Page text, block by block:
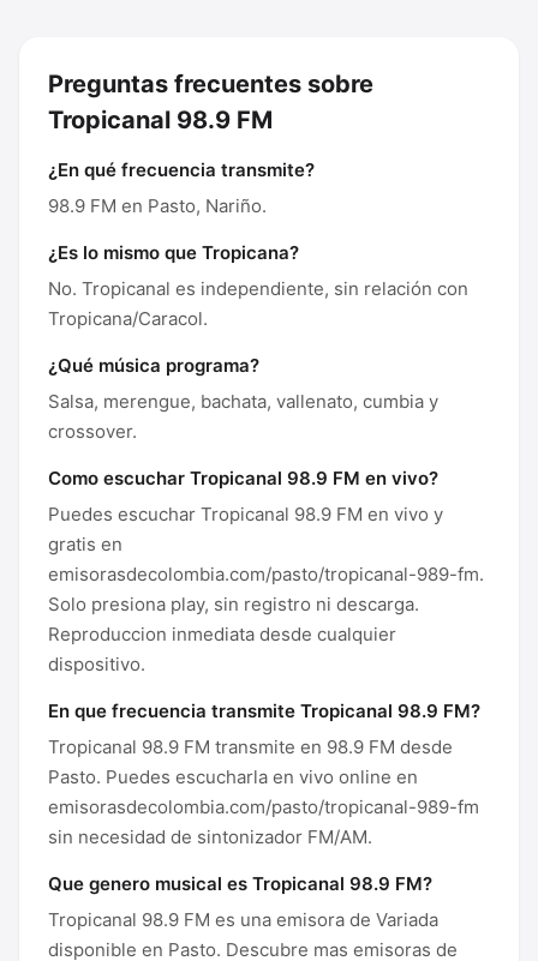
Preguntas frecuentes sobre
Tropicanal 98.9 FM
¿En qué frecuencia transmite?
98.9 FM en Pasto, Nariño.
¿Es lo mismo que Tropicana?
No. Tropicanal es independiente, sin relación con
Tropicana/Caracol.
¿Qué música programa?
Salsa, merengue, bachata, vallenato, cumbia y
crossover.
Como escuchar Tropicanal 98.9 FM en vivo?
Puedes escuchar Tropicanal 98.9 FM en vivo y
gratis en
emisorasdecolombia.com/pasto/tropicanal-989-fm.
Solo presiona play, sin registro ni descarga.
Reproduccion inmediata desde cualquier
dispositivo.
En que frecuencia transmite Tropicanal 98.9 FM?
Tropicanal 98.9 FM transmite en 98.9 FM desde
Pasto. Puedes escucharla en vivo online en
emisorasdecolombia.com/pasto/tropicanal-989-fm
sin necesidad de sintonizador FM/AM.
Que genero musical es Tropicanal 98.9 FM?
Tropicanal 98.9 FM es una emisora de Variada
disponible en Pasto. Descubre mas emisoras de